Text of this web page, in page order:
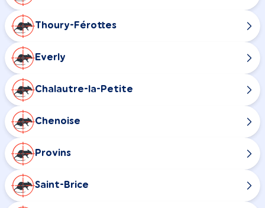
Thoury-Férottes
Everly
Chalautre-la-Petite
Chenoise
Provins
Saint-Brice